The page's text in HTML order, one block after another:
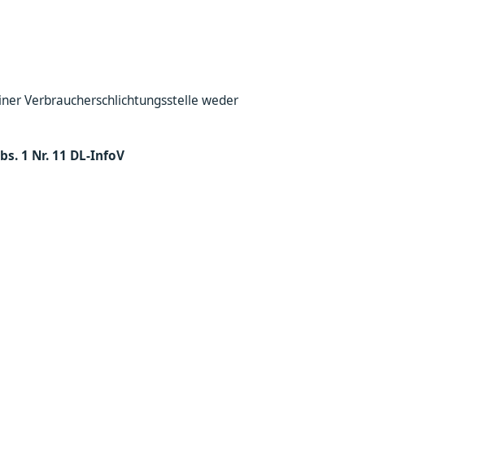
Verbraucherschlichtungsstelle weder
1 Nr. 11 DL-InfoV